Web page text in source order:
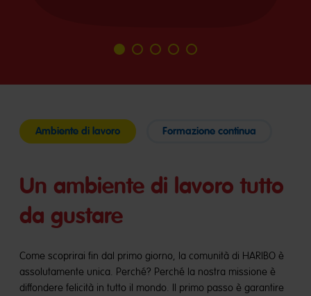
Vai Vai Vai Vai Vai
Ambiente di lavoro Formazione continua
Un ambiente di lavoro tutto
da gustare
Come scoprirai fin dal primo giorno, la comunità di HARIBO è
assolutamente unica. Perché? Perché la nostra missione è
diffondere felicità in tutto il mondo. Il primo passo è garantire